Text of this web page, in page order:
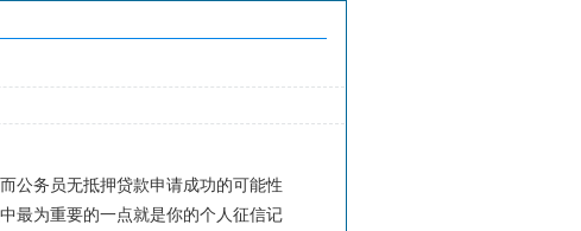
公务员无抵押贷款申请成功的可能性
最为重要的一点就是你的个人征信记